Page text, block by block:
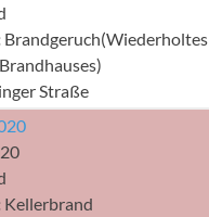
Brandgeruch(Wiederholtes
Straße
Kellerbrand